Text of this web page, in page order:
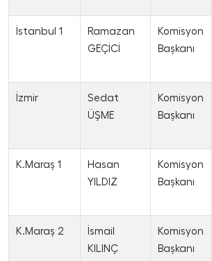
İstanbul 1
Ramazan
GEÇİCİ
Komisyon
Başkanı
İzmir
Sedat
ÜŞME
Komisyon
Başkanı
K.Maraş 1
Hasan
YILDIZ
Komisyon
Başkanı
K.Maraş 2
İsmail
KILINÇ
Komisyon
Başkanı